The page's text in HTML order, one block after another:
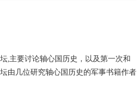
,主要讨论轴心国历史，以及第一次和
由几位研究轴心国历史的军事书籍作者